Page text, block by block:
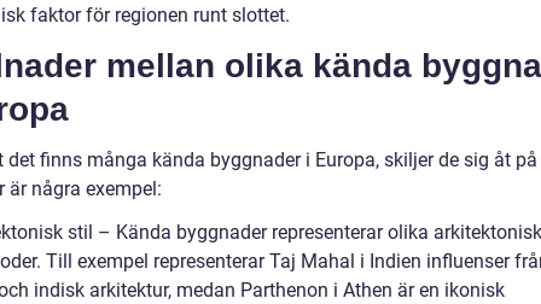
faktor för regionen runt slottet.
mellan olika kända
det finns många kända byggnader i Europa, skiljer de sig åt
är några exempel:
stil – Kända byggnader representerar olika
Till exempel representerar Taj Mahal i Indien influenser
indisk arkitektur, medan Parthenon i Athen är en ikonisk